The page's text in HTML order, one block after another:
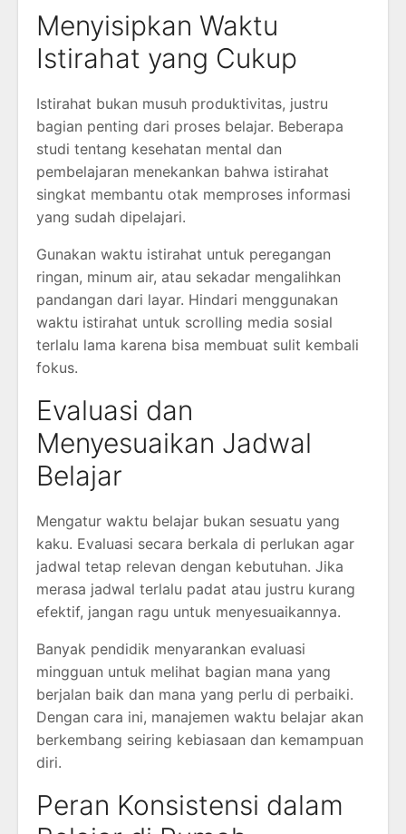
Menyisipkan Waktu
Istirahat yang Cukup
Istirahat bukan musuh produktivitas, justru
bagian penting dari proses belajar. Beberapa
studi tentang kesehatan mental dan
pembelajaran menekankan bahwa istirahat
singkat membantu otak memproses informasi
yang sudah dipelajari.
Gunakan waktu istirahat untuk peregangan
ringan, minum air, atau sekadar mengalihkan
pandangan dari layar. Hindari menggunakan
waktu istirahat untuk scrolling media sosial
terlalu lama karena bisa membuat sulit kembali
fokus.
Evaluasi dan
Menyesuaikan Jadwal
Belajar
Mengatur waktu belajar bukan sesuatu yang
kaku. Evaluasi secara berkala di perlukan agar
jadwal tetap relevan dengan kebutuhan. Jika
merasa jadwal terlalu padat atau justru kurang
efektif, jangan ragu untuk menyesuaikannya.
Banyak pendidik menyarankan evaluasi
mingguan untuk melihat bagian mana yang
berjalan baik dan mana yang perlu di perbaiki.
Dengan cara ini, manajemen waktu belajar akan
berkembang seiring kebiasaan dan kemampuan
diri.
Peran Konsistensi dalam